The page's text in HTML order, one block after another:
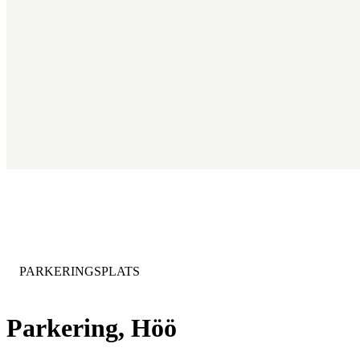
Parkering, Höö
KATEGORI:
PARKERINGSPLATS